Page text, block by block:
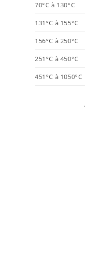
70°C à 130°C
131°C à 155°C
156°C à 250°C
251°C à 450°C
451°C à 1050°C